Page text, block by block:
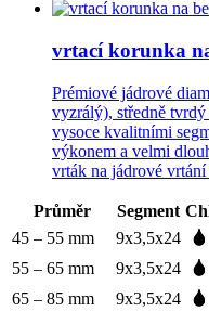
vrtací korunka
Prémiové jádrové
vyzrálý), středně tvrdý
vysoce kvalitními
výkonem a velmi
vrták na jádrové vrtání
Průměr Segment
45 – 55 mm
9x3,5x24
55 – 65 mm
9x3,5x24
65 – 85 mm
9x3,5x24